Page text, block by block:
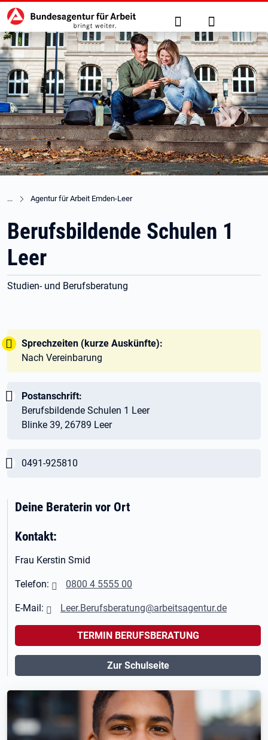
zu den Hauptinhalten springen
Hauptnavigation Suche Anmelden
Agentur für Arbeit Emden-Leer
Berufsbildende Schulen 1
Leer
Studien- und Berufsberatung
Tipp:
Sprechzeiten (kurze Auskünfte):
Nach Vereinbarung
Wichtig:
Postanschrift:
Berufsbildende Schulen 1 Leer
Blinke 39, 26789 Leer
Wichtig:
0491-925810
Deine Beraterin vor Ort
Kontakt:
Frau Kerstin Smid
Telefon: 0800 4 5555 00
E-Mail: Leer.Berufsberatung@arbeitsagentur.de
TERMIN BERUFSBERATUNG
Zur Schulseite